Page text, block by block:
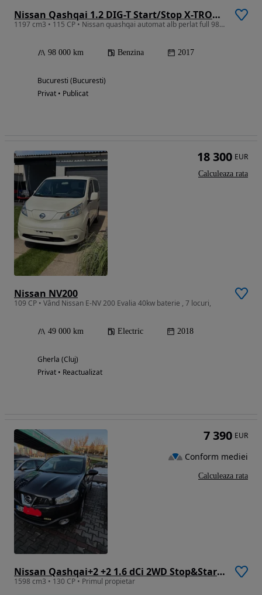
Nissan Qashqai 1.2 DIG-T Start/Stop X-TRONIC Tekna
1197 cm3 • 115 CP • Nissan quashqai automat alb perlat full 98000km 2017
98 000 km Benzina 2017
Bucuresti (Bucuresti)
Privat • Publicat
Nissan NV200
109 CP • Vând Nissan E-NV 200 Evalia 40kw baterie , 7 locuri,
49 000 km Electric 2018
Gherla (Cluj)
Privat • Reactualizat
18 300 EUR
Calculeaza rata
Nissan Qashqai+2 +2 1.6 dCi 2WD Stop&Start Acenta SP
1598 cm3 • 130 CP • Primul propietar
7 390 EUR
Conform mediei
Calculeaza rata